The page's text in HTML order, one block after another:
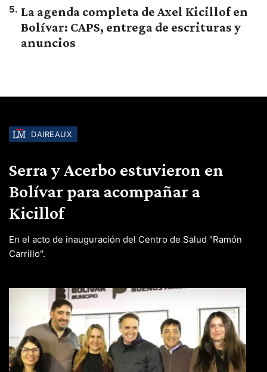
5. La agenda completa de Axel Kicillof en
Bolívar: CAPS, entrega de escrituras y
anuncios
DAIREAUX
Serra y Acerbo estuvieron en
Bolívar para acompañar a
Kicillof
En el acto de inauguración del Centro de Salud "Ramón
Carrillo".